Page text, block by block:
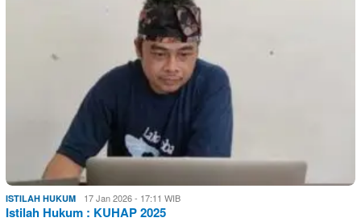
ISTILAH HUKUM 17 Jan 2026 - 17:11 WIB
Istilah Hukum : KUHAP 2025